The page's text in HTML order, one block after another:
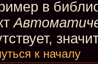
в
к началу